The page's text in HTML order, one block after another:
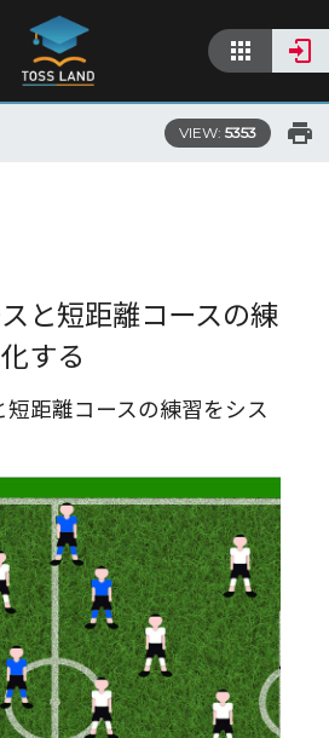
VIEW: 5353
と短距離コースの練
する
短距離コースの練習をシス